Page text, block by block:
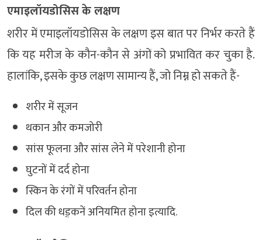
एमाइलॉयडोसिस के लक्षण
शरीर में एमाइलॉयडोसिस के लक्षण इस बात पर निर्भर करते हैं
कि यह मरीज के कौन-कौन से अंगों को प्रभावित कर चुका है.
हालांकि, इसके कुछ लक्षण सामान्य हैं, जो निम्न हो सकते हैं-
शरीर में सूजन
थकान और कमजोरी
सांस फूलना और सांस लेने में परेशानी होना
घुटनों में दर्द होना
स्किन के रंगों में परिवर्तन होना
दिल की धड़़कनें अनियमित होना इत्यादि.